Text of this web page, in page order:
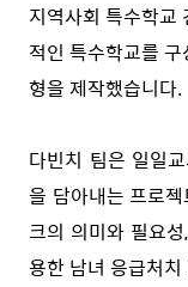
지역사회 특수학교
적인 특수학교를
형을 제작했습니다.
다빈치 팀은 일일
을 담아내는 프로
크의 의미와 필요
용한 남녀 응급처